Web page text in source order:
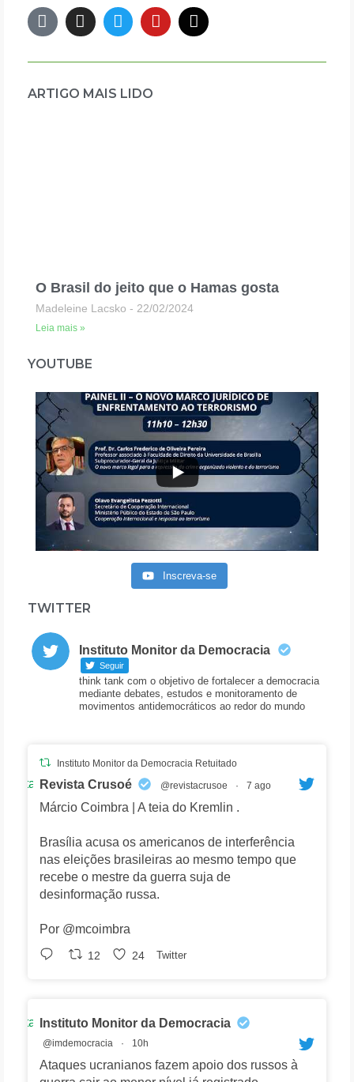
ARTIGO MAIS LIDO
O Brasil do jeito que o Hamas gosta
Madeleine Lacsko 22/02/2024
Leia mais »
YOUTUBE
Inscreva-se
TWITTER
Instituto Monitor da Democracia
Seguir
think tank com o objetivo de fortalecer a democracia
mediante debates, estudos e monitoramento de
movimentos antidemocráticos ao redor do mundo
Instituto Monitor da Democracia Retuitado
Avatar Revista Crusoé @revistacrusoe · 7 ago
Márcio Coimbra | A teia do Kremlin .
Brasília acusa os americanos de interferência
nas eleições brasileiras ao mesmo tempo que
recebe o mestre da guerra suja de
desinformação russa.
Por @mcoimbra
12 24 Twitter
Avatar Instituto Monitor da Democracia
@imdemocracia · 10h
Ataques ucranianos fazem apoio dos russos à